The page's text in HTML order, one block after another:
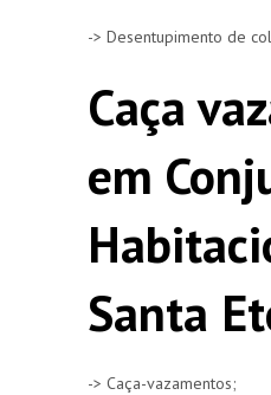
-> Desentupimento de
Caça
em
Santa
-> Caça-vazamentos;